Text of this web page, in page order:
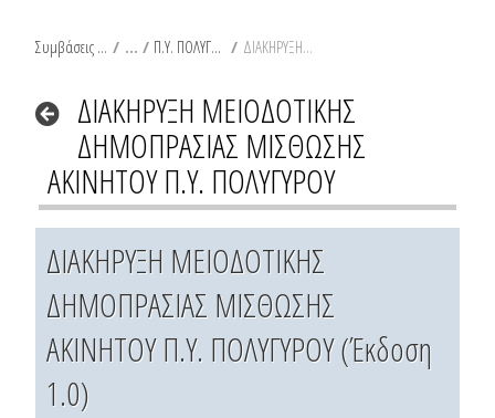
Συμβάσεις Διαβουλεύσεις Διαγωνισμοί / Π.Υ. ΠΟΛΥΓΥΡΟΥ / ΔΙΑΚΗΡΥΞΗ ΜΕΙΟΔΟΤΙΚΗΣ ΔΗΜΟΠΡΑΣΙΑΣ ΜΙΣΘΩΣΗΣ ΑΚΙΝΗΤΟΥ Π.Υ. ΠΟΛΥΓΥΡΟΥ
ΔΙΑΚΗΡΥΞΗ ΜΕΙΟΔΟΤΙΚΗΣ
ΔΗΜΟΠΡΑΣΙΑΣ ΜΙΣΘΩΣΗΣ
ΑΚΙΝΗΤΟΥ Π.Υ. ΠΟΛΥΓΥΡΟΥ
ΔΙΑΚΗΡΥΞΗ ΜΕΙΟΔΟΤΙΚΗΣ
ΔΗΜΟΠΡΑΣΙΑΣ ΜΙΣΘΩΣΗΣ
ΑΚΙΝΗΤΟΥ Π.Υ. ΠΟΛΥΓΥΡΟΥ (Έκδοση
1.0)